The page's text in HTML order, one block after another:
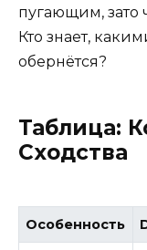
пугающим,
Кто знает,
обернётся?
Таблица:
Сходства
Особенность